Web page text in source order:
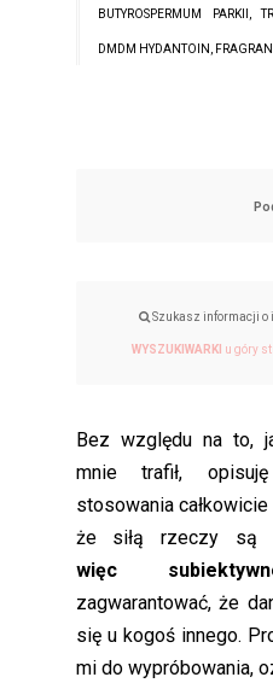
BUTYROSPERMUM PARKII,
DMDM HYDANTOIN,
Szukasz informacji o
WYSZUKIWARKI u góry
Bez względu na to,
mnie trafił,
stosowania
że siłą rzeczy są
więc
zagwarantować, że
się u kogoś innego.
mi do wypróbowania,